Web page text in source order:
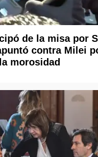
de la misa por
contra Milei
morosidad